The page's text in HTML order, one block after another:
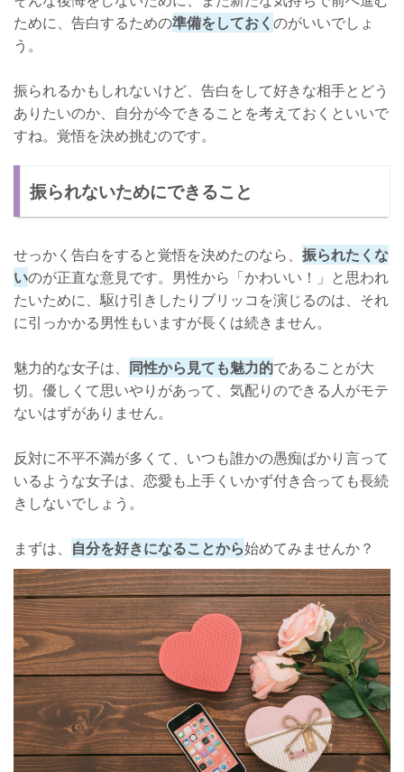
ために、告白するための準備をしておく のがいいでしょ
う。
振られるかもしれないけど、告白をして好きな相手とどう
ありたいのか、自分が今できることを考えておくといいで
すね。覚悟を決め挑むのです。
振られないためにできること
せっかく告白をすると覚悟を決めたのなら、 振られたくな
いのが正直な意見です。男性から「かわいい！」と思われ
たいために、駆け引きしたりブリッコを演じるのは、それ
に引っかかる男性もいますが長くは続きません。
魅力的な女子は、 同性から見ても魅力的であることが大
切。優しくて思いやりがあって、気配りのできる人がモテ
ないはずがありません。
反対に不平不満が多くて、いつも誰かの愚痴ばかり言って
いるような女子は、恋愛も上手くいかず付き合っても長続
きしないでしょう。
まずは、 自分を好きになることから始めてみませんか？